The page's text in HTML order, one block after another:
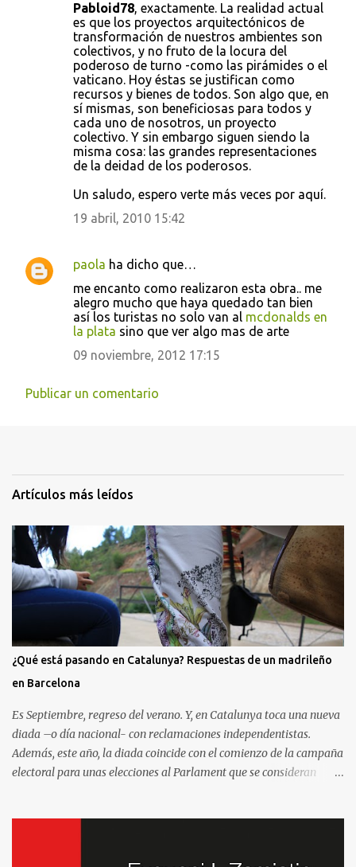
Pabloid78, exactamente. La realidad actual
es que los proyectos arquitectónicos de
transformación de nuestros ambientes son
colectivos, y no fruto de la locura del
poderoso de turno -como las pirámides o el
vaticano. Hoy éstas se justifican como
recursos y bienes de todos. Son algo que, en
sí mismas, son beneficiosas para todos y
cada uno de nosotros, un proyecto
colectivo. Y sin embargo siguen siendo la
misma cosa: las grandes representaciones
de la deidad de los poderosos.
Un saludo, espero verte más veces por aquí.
19 abril, 2010 15:42
paola ha dicho que…
me encanto como realizaron esta obra.. me
alegro mucho que haya quedado tan bien
así los turistas no solo van al mcdonalds en
la plata sino que ver algo mas de arte
09 noviembre, 2012 17:15
Publicar un comentario
Artículos más leídos
¿Qué está pasando en Catalunya? Respuestas de un madrileño
en Barcelona
Es Septiembre, regreso del verano. Y, en Catalunya toca una nueva
diada –o día nacional- con reclamaciones independentistas.
Además, este año, la diada coincide con el comienzo de la campaña
electoral para unas elecciones al Parlament que se consideran